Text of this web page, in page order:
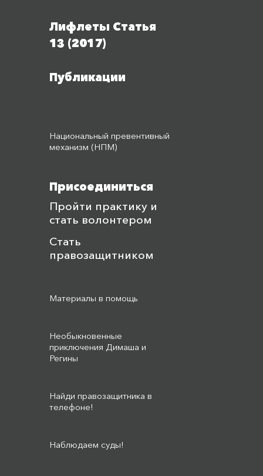
Лифлеты Статья
13 (2017)
Публикации
Национальный превентивный
механизм (НПМ)
Присоединиться
Пройти практику и
стать волонтером
Стать
правозащитником
Материалы в помощь
Необыкновенные
приключения Димаша и
Регины
Найди правозащитника в
телефоне!
Наблюдаем суды!